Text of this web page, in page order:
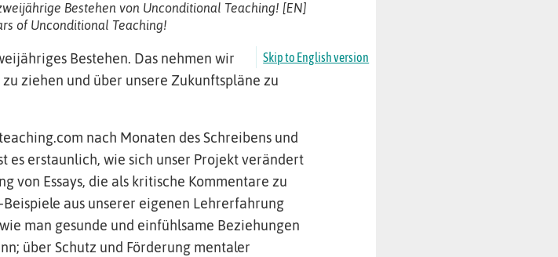
Bestehen von Unconditional Teaching! [EN]
of Unconditional Teaching!
Skip to English version
Bestehen. Das nehmen wir
ziehen und über unsere Zukunftspläne zu
nach Monaten des Schreibens und
es erstaunlich, wie sich unser Projekt verändert
von Essays, die als kritische Kommentare zu
aus unserer eigenen Lehrerfahrung
man gesunde und einfühlsame Beziehungen
über Schutz und Förderung mentaler